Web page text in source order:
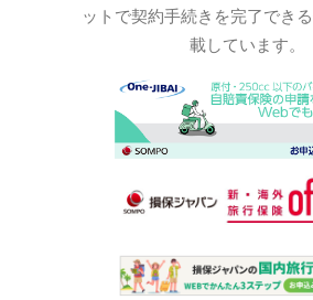
ットで契約手続きを完了でき
載しています。